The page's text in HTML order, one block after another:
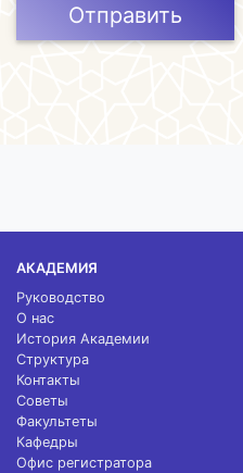
Отправить
АКАДЕМИЯ
Руководство
О нас
История Академии
Структура
Контакты
Советы
Факультеты
Кафедры
Офис регистратора